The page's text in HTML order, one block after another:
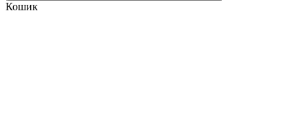
Кошик